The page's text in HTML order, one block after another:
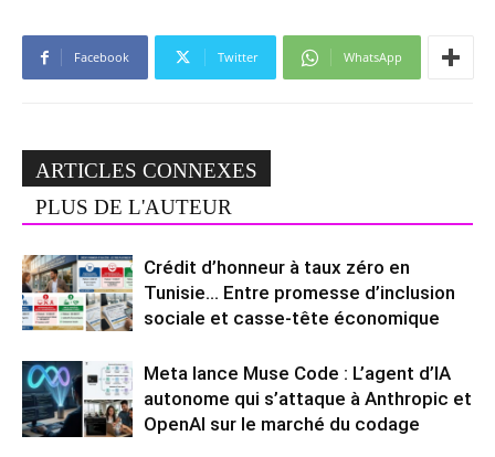
Facebook Twitter WhatsApp
ARTICLES CONNEXES
PLUS DE L'AUTEUR
Crédit d’honneur à taux zéro en
Tunisie… Entre promesse d’inclusion
sociale et casse-tête économique
Meta lance Muse Code : L’agent d’IA
autonome qui s’attaque à Anthropic et
OpenAI sur le marché du codage